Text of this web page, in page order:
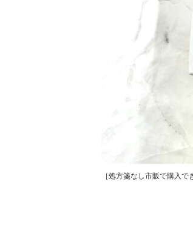
［処方箋なし市販で購入で